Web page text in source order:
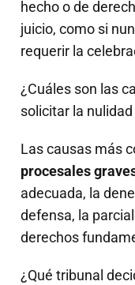
hecho o de
juicio, como si
requerir la
¿Cuáles son las
solicitar la
Las causas más
procesales
adecuada, la
defensa, la
derechos
¿Qué tribunal